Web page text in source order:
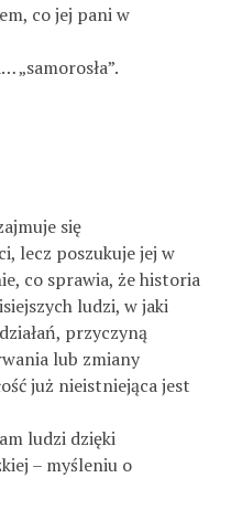
co jej pani w
„samorosła”.
się
lecz poszukuje jej w
co sprawia, że historia
ludzi, w jaki
przyczyną
lub zmiany
już nieistniejąca jest
ludzi dzięki
– myśleniu o